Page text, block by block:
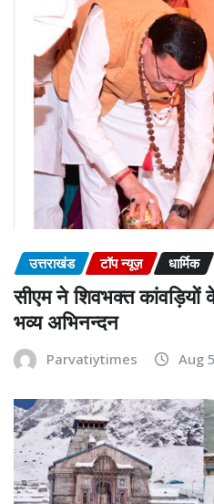
उत्तराखंड टॉप न्यूज़ धार्मिक
सीएम ने शिवभक्त
भव्य अभिनन्दन
Parvatiytimes Aug